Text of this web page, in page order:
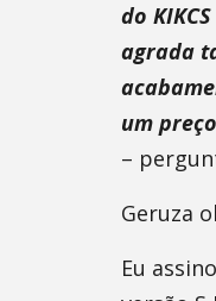
do
agrada
um
–
Geruza
Eu